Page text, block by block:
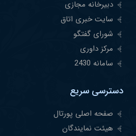
دبیرخانه مجازی
سایت خبری اتاق
شورای گفتگو
مرکز داوری
سامانه 2430
دسترسی سریع
صفحه اصلی پورتال
هیئت نمایندگان